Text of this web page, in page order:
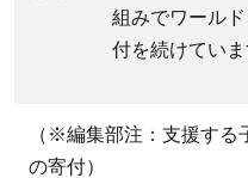
ドの
成長
き、
組みでワール
付を続けていま
（※編集部注：支援する
の寄付）